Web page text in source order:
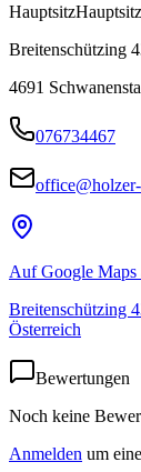
HauptsitzHauptsitz
Breitenschützing
4691
076734467
office@holzer-
Auf Google Maps
Breitenschützing
Österreich
Bewertungen
Noch keine
Anmelden um